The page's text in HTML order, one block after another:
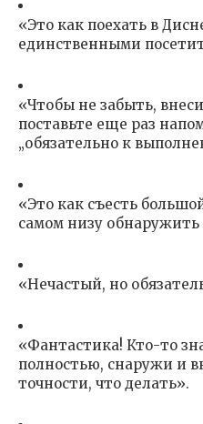
«Это как поехать в
единственными
«Чтобы не забыть,
поставьте еще раз
„обязательно к
«Это как съесть
самом низу
«Нечастый, но
«Фантастика! Кто-то
полностью, снаружи и
точности, что делать».